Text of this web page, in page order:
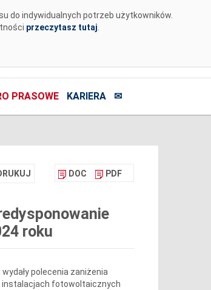
do indywidualnych potrzeb użytkowników.
przeczytasz tutaj
PRASOWE KARIERA ✉
DOC PDF
roku
polecenia zaniżenia
instalacjach fotowoltaicznych